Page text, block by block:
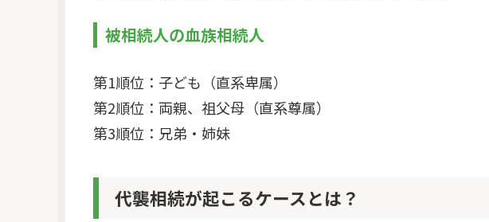
被相続人の血族相続人
第1順位：子ども（直系卑属）
第2順位：両親、祖父母（直系尊属）
第3順位：兄弟・姉妹
代襲相続が起こるケースとは？